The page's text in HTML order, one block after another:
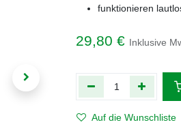
funktionieren
29,80 € Inklusive
Auf die Wunschliste